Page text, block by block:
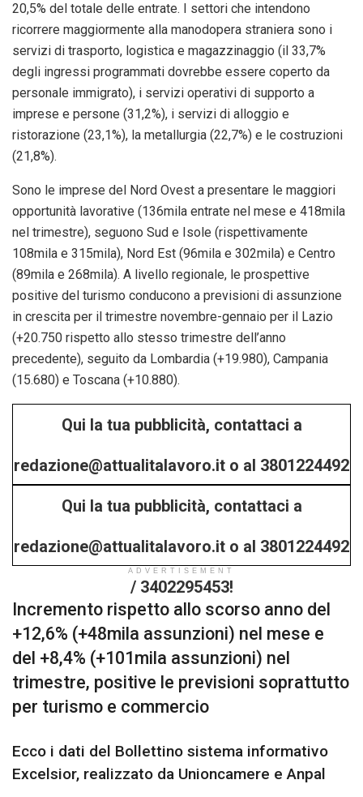
20,5% del totale delle entrate. I settori che intendono
ricorrere maggiormente alla manodopera straniera sono i
servizi di trasporto, logistica e magazzinaggio (il 33,7%
degli ingressi programmati dovrebbe essere coperto da
personale immigrato), i servizi operativi di supporto a
imprese e persone (31,2%), i servizi di alloggio e
ristorazione (23,1%), la metallurgia (22,7%) e le costruzioni
(21,8%).
Sono le imprese del Nord Ovest a presentare le maggiori
opportunità lavorative (136mila entrate nel mese e 418mila
nel trimestre), seguono Sud e Isole (rispettivamente
108mila e 315mila), Nord Est (96mila e 302mila) e Centro
(89mila e 268mila). A livello regionale, le prospettive
positive del turismo conducono a previsioni di assunzione
in crescita per il trimestre novembre-gennaio per il Lazio
(+20.750 rispetto allo stesso trimestre dell’anno
precedente), seguito da Lombardia (+19.980), Campania
(15.680) e Toscana (+10.880).
Qui la tua pubblicità, contattaci a
redazione@attualitalavoro.it o al 3801224492
/ 3402295453!
Qui la tua pubblicità, contattaci a
redazione@attualitalavoro.it o al 3801224492
/ 3402295453!
ADVERTISEMENT
Incremento rispetto allo scorso anno del
+12,6% (+48mila assunzioni) nel mese e
del +8,4% (+101mila assunzioni) nel
trimestre, positive le previsioni soprattutto
per turismo e commercio
Ecco i dati del Bollettino sistema informativo
Excelsior, realizzato da Unioncamere e Anpal